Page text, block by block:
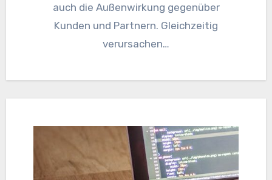
auch die Außenwirkung gegenüber
Kunden und Partnern. Gleichzeitig
verursachen…